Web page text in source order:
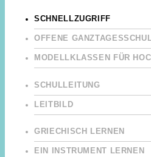
SCHNELLZUGRIFF
OFFENE
MODELLKLASSEN FÜR
SCHULLEITUNG
LEITBILD
GRIECHISCH LERNEN
EIN INSTRUMENT LERNEN